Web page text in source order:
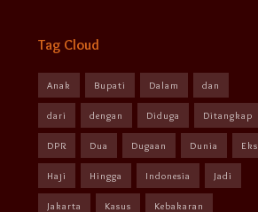
Tag Cloud
Anak Bupati Dalam dan
dari dengan Diduga Ditangkap
DPR Dua Dugaan Dunia Eks
Haji Hingga Indonesia Jadi
Jakarta Kasus Kebakaran